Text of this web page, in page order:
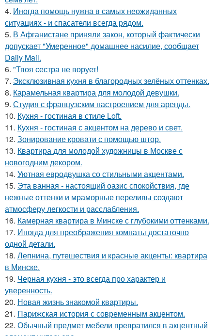
4. Иногда помощь нужна в самых неожиданных
ситуациях - и спасатели всегда рядом.
5. В Афганистане приняли закон, который фактически
допускает "Умеренное" домашнее насилие, сообщает
Daily Mail.
6. "Твоя сестра не ворует!
7. Эксклюзивная кухня в благородных зелёных оттенках.
8. Карамельная квартира для молодой девушки.
9. Студия с французским настроением для аренды.
10. Кухня - гостиная в стиле Loft.
11. Кухня - гостиная с акцентом на дерево и свет.
12. Зонирование кровати с помощью штор.
13. Квартира для молодой художницы в Москве с
новогодним декором.
14. Уютная евродвушка со стильными акцентами.
15. Эта ванная - настоящий оазис спокойствия, где
нежные оттенки и мраморные переливы создают
атмосферу легкости и расслабления.
16. Камерная квартира в Минске с глубокими оттенками.
17. Иногда для преображения комнаты достаточно
одной детали.
18. Лепнина, путешествия и красные акценты: квартира
в Минске.
19. Черная кухня - это всегда про характер и
уверенность.
20. Новая жизнь знакомой квартиры.
21. Парижская история с современным акцентом.
22. Обычный предмет мебели превратился в акцентный